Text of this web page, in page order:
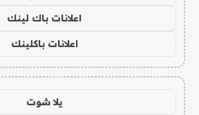
اعلانات باك لينك
اعلانات باكلينك
يلا شوت